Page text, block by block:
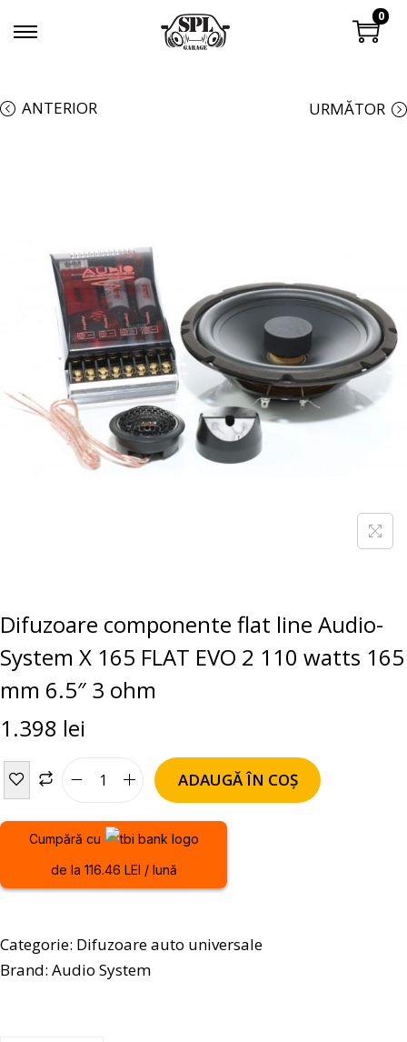
0
ANTERIOR URMĂTOR
Difuzoare componente flat line Audio-
System X 165 FLAT EVO 2 110 watts 165
mm 6.5″ 3 ohm
1.398 lei
ADAUGĂ ÎN COȘ
Cumpără cu
de la 116.46 LEI / lună
Categorie: Difuzoare auto universale
Brand: Audio System